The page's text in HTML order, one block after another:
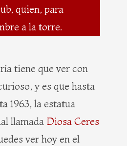
quien, para
a la torre.
tiene que ver con
y es que hasta
1963, la estatua
llamada Diosa Ceres
ver hoy en el